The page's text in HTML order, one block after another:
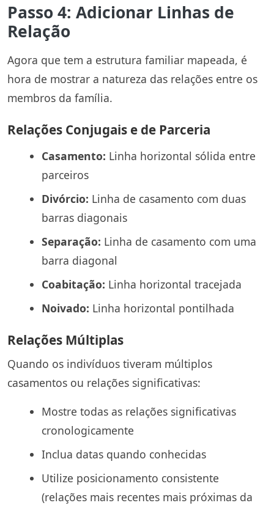
Passo 4: Adicionar Linhas de
Relação
Agora que tem a estrutura familiar mapeada, é
hora de mostrar a natureza das relações entre os
membros da família.
Relações Conjugais e de Parceria
Casamento: Linha horizontal sólida entre
parceiros
Divórcio: Linha de casamento com duas
barras diagonais
Separação: Linha de casamento com uma
barra diagonal
Coabitação: Linha horizontal tracejada
Noivado: Linha horizontal pontilhada
Relações Múltiplas
Quando os indivíduos tiveram múltiplos
casamentos ou relações significativas:
Mostre todas as relações significativas
cronologicamente
Inclua datas quando conhecidas
Utilize posicionamento consistente
(relações mais recentes mais próximas da